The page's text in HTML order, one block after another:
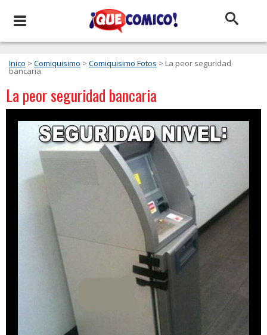
Inico > Comiquisimo > Comiquisimo Fotos > La peor seguridad
bancaria
La peor seguridad bancaria